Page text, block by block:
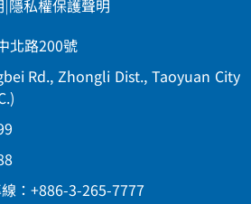
|隱私權保護聲明
北路200號
Rd., Zhongli Dist., Taoyuan City
：+886-3-265-7777